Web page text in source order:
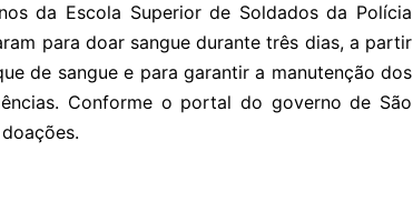
da Escola Superior de Soldados da Polícia
para doar sangue durante três dias, a partir
de sangue e para garantir a manutenção dos
Conforme o portal do governo de São